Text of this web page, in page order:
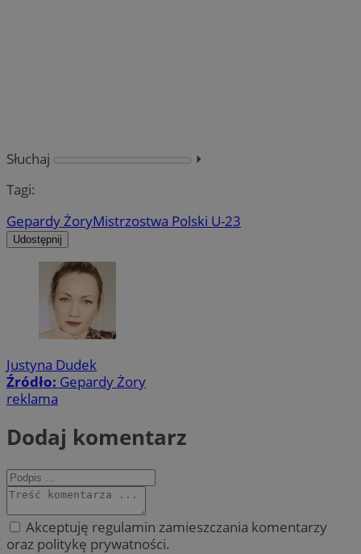
Słuchaj
⏵︎
Tagi:
Gepardy ŻoryMistrzostwa Polski U-23
Udostępnij
Justyna Dudek
Źródło: Gepardy Żory
reklama
Dodaj komentarz
Akceptuję regulamin zamieszczania komentarzy
oraz politykę prywatności.